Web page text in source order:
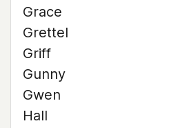
Grace
Grettel
Griff
Gunny
Gwen
Hall